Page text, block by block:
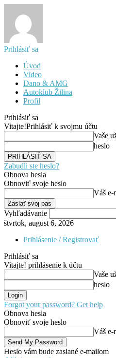
Prihlásiť sa
Úvod
Video
Dano & AMG
Autoklub Žilina
Profil
Prihlásiť sa
Vitajte!Prihlásiť k svojmu účtu
Vaše
heslo
Zabudli ste heslo?
Obnova hesla
Obnoviť svoje heslo
Váš e-
Vyhľadávanie
štvrtok, august 6, 2026
Prihlásenie / Registrovať
Prihlásiť sa
Vitajte! prihlásenie k účtu
Vaše
heslo
Forgot your password? Get help
Obnova hesla
Obnoviť svoje heslo
Váš e-
Heslo vám bude zaslané e-mailom